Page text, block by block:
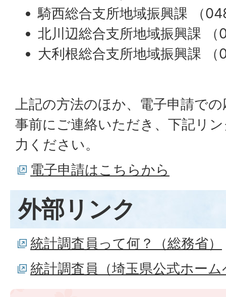
騎西総合支所地域振興課 （
北川辺総合支所地域振興課
大利根総合支所地域振興課
上記の方法のほか、電子申請で
事前にご連絡いただき、下記リ
力ください。
電子申請はこちらから
外部リンク
統計調査員って何？（総務省）
統計調査員（埼玉県公式ホー